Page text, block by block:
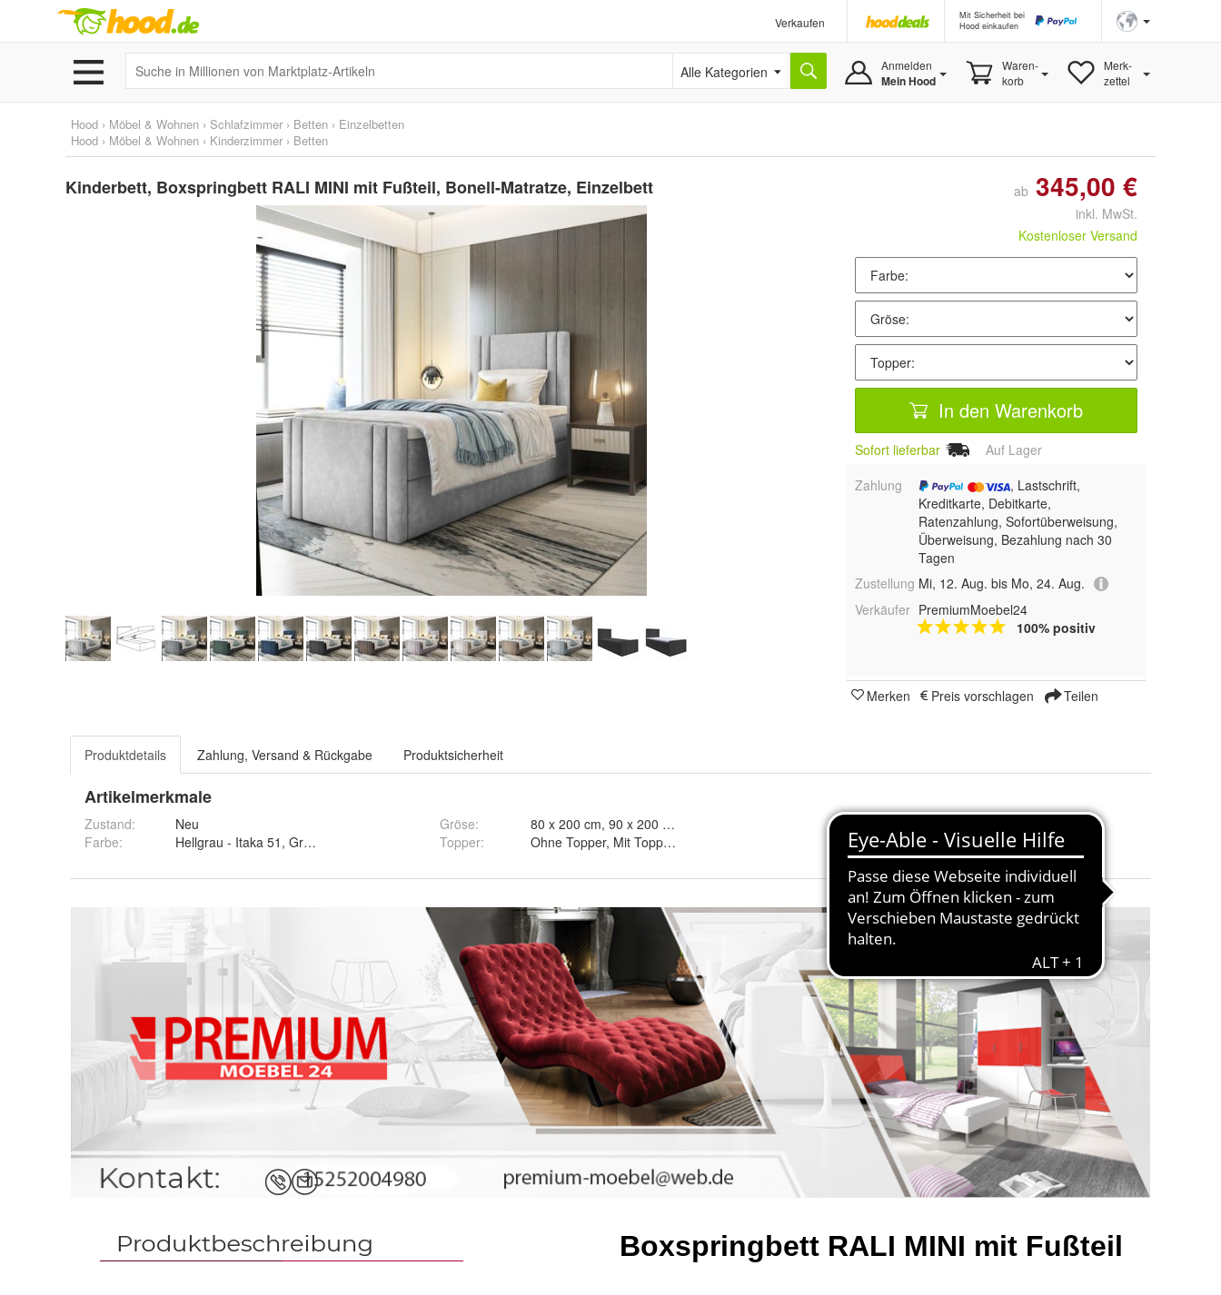
Verkaufen
Mit Sicherheit bei
Hood einkaufen
Alle Kategorien Anmelden
Mein Hood
Waren-
korb
Merk-
zettel
Hood › Möbel & Wohnen › Schlafzimmer › Betten › Einzelbetten
Hood › Möbel & Wohnen › Kinderzimmer › Betten
Kinderbett, Boxspringbett RALI MINI mit Fußteil, Bonell-Matratze, Einzelbett ab 345,00 €
inkl. MwSt.
Kostenloser Versand
In den Warenkorb
Sofort lieferbar
Auf Lager
Zahlung
, Lastschrift,
Kreditkarte, Debitkarte,
Ratenzahlung, Sofortüberweisung,
Überweisung, Bezahlung nach 30
Tagen
Zustellung Mi, 12. Aug. bis Mo, 24. Aug.
Verkäufer PremiumMoebel24
100% positiv
Merken Preis vorschlagen Teilen
Produktdetails Zahlung, Versand & Rückgabe Produktsicherheit
Artikelmerkmale
Zustand:
Neu
Farbe: Hellgrau - Itaka 51, Grau - Itaka 50, Cappuccino - Itaka 48, Beige - Itaka 46, Rosa - Itaka 38, Braun - Itaka 20 und weitere.
Gröse:
Topper: